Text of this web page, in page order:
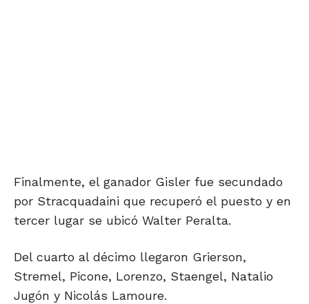
Finalmente, el ganador Gisler fue secundado
por Stracquadaini que recuperó el puesto y en
tercer lugar se ubicó Walter Peralta.
Del cuarto al décimo llegaron Grierson,
Stremel, Picone, Lorenzo, Staengel, Natalio
Jugón y Nicolás Lamoure.